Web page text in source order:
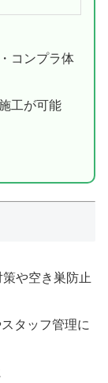
コンプラ体
工が可能
や空き巣防止
タッフ管理に